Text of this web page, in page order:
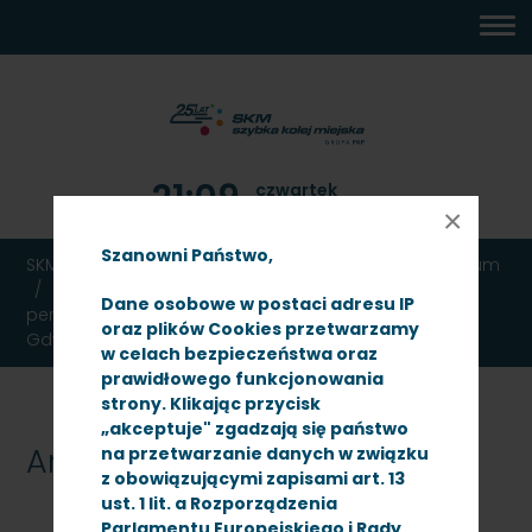
Szanowni Państwo,
Dane osobowe w postaci adresu IP
oraz plików Cookies przetwarzamy
w celach bezpieczeństwa oraz
prawidłowego funkcjonowania
strony. Klikając przycisk
„akceptuje" zgadzają się państwo
na przetwarzanie danych w związku
z obowiązującymi zapisami art. 13
ust. 1 lit. a Rozporządzenia
×
DOSTĘPNOŚCI
21:09 czwartek
SKM TRÓJMIASTO Ogłoszenia
Archiwum
peronowych na przystankach SKM Gdynia Stocznia i
Gdynia Grabówek
Archiwum